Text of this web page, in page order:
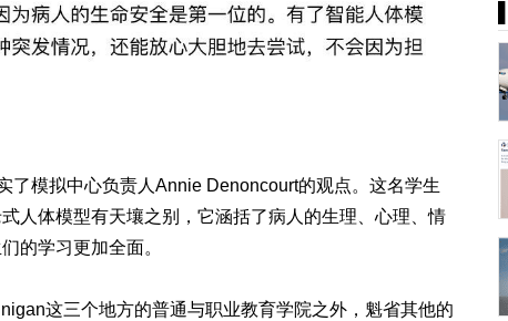
了模拟中心负责人Annie Denoncourt的观点。这名学生
人体模型有天壤之别，它涵括了病人的生理、心理、情
的学习更加全面。
这三个地方的普通与职业教育学院之外，魁省其他的